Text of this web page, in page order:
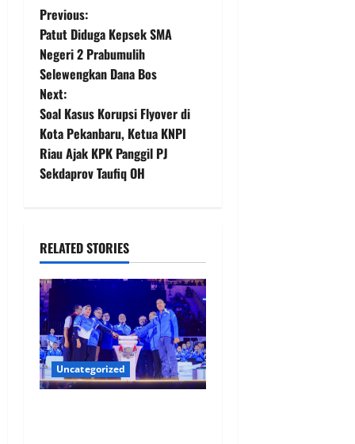
P
o
s
t
n
a
i
g
a
t
i
Previous:
Patut Diduga Kepsek SMA
Negeri 2 Prabumulih
Selewengkan Dana Bos
Next:
Soal Kasus Korupsi Flyover di
Kota Pekanbaru, Ketua KNPI
Riau Ajak KPK Panggil PJ
Sekdaprov Taufiq OH
RELATED STORIES
Uncategorized